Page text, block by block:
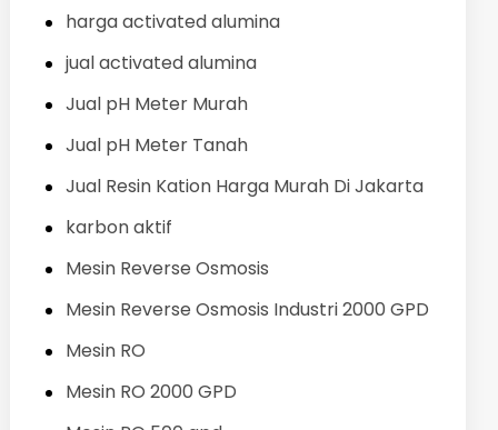
harga activated alumina
jual activated alumina
Jual pH Meter Murah
Jual pH Meter Tanah
Jual Resin Kation Harga Murah Di Jakarta
karbon aktif
Mesin Reverse Osmosis
Mesin Reverse Osmosis Industri 2000 GPD
Mesin RO
Mesin RO 2000 GPD